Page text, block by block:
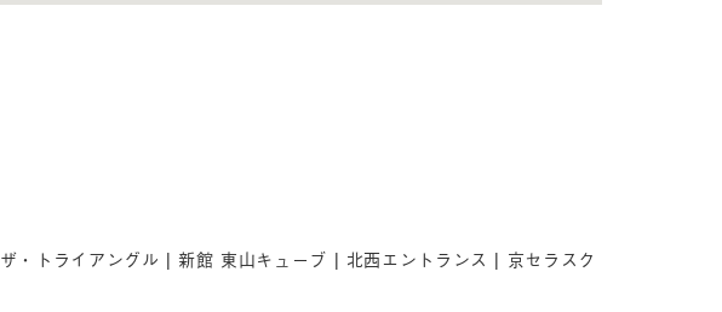
ザ・トライアングル |新館 東山キューブ | 北西エントランス | 京セラスク